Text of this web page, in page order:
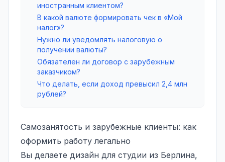
иностранным клиентом?
В какой валюте формировать чек в «Мой
налог»?
Нужно ли уведомлять налоговую о
получении валюты?
Обязателен ли договор с зарубежным
заказчиком?
Что делать, если доход превысил 2,4 млн
рублей?
Самозанятость и зарубежные клиенты: как
оформить работу легально
Вы делаете дизайн для студии из Берлина,